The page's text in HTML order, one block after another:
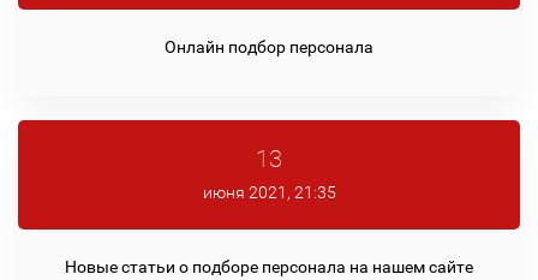
Онлайн подбор персонала
13
июня 2021, 21:35
Новые статьи о подборе персонала на нашем сайте